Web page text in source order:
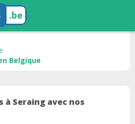
.be
Belgique
à Seraing avec nos